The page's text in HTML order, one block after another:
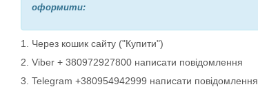
оформити:
1. Через кошик сайту ("Купити")
2. Viber + 380972927800 написати повідомлення
3. Telegram +380954942999 написати повідомлення